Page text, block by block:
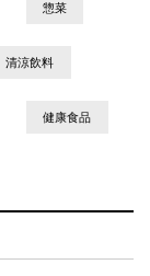
惣菜
清涼飲料
健康食品